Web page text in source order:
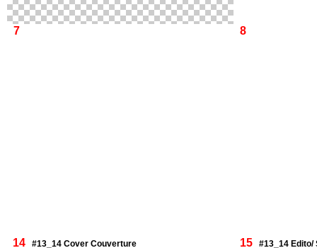
7 8
14 #13_14 Cover Couverture 15 #13_14